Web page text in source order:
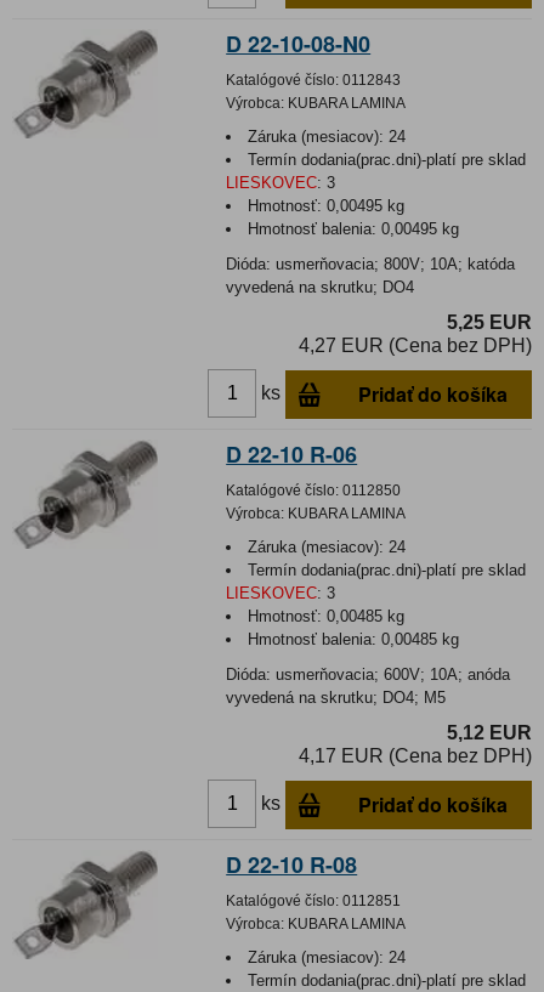
D 22-10-08-N0
Katalógové číslo: 0112843
Výrobca: KUBARA LAMINA
Záruka (mesiacov): 24
Termín dodania(prac.dni)-platí pre sklad
LIESKOVEC: 3
Hmotnosť:0,00495 kg
Hmotnosť balenia:0,00495 kg
Dióda: usmerňovacia; 800V; 10A; katóda
vyvedená na skrutku; DO4
5,25 EUR
4,27 EUR (Cena bez DPH)
ks Pridať do košíka
D 22-10 R-06
Katalógové číslo: 0112850
Výrobca: KUBARA LAMINA
Záruka (mesiacov): 24
Termín dodania(prac.dni)-platí pre sklad
LIESKOVEC: 3
Hmotnosť:0,00485 kg
Hmotnosť balenia:0,00485 kg
Dióda: usmerňovacia; 600V; 10A; anóda
vyvedená na skrutku; DO4; M5
5,12 EUR
4,17 EUR (Cena bez DPH)
ks Pridať do košíka
D 22-10 R-08
Katalógové číslo: 0112851
Výrobca: KUBARA LAMINA
Záruka (mesiacov): 24
Termín dodania(prac.dni)-platí pre sklad